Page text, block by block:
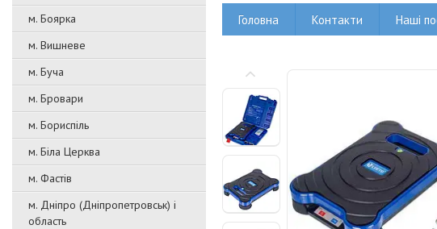
м. Боярка
м. Вишневе
м. Буча
м. Бровари
м. Бориспіль
м. Біла Церква
м. Фастів
м. Дніпро (Дніпропетровськ) і
область
Головна Контакти Наші